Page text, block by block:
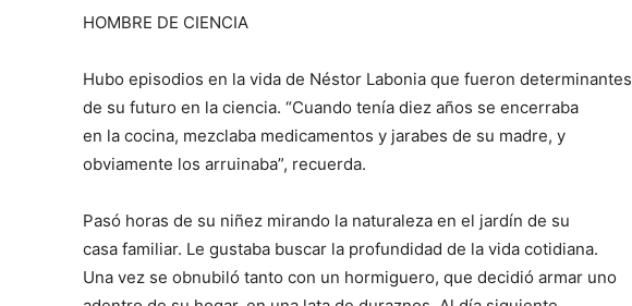
HOMBRE DE CIENCIA
Hubo episodios en la vida de Néstor Labonia que fueron determinantes
de su futuro en la ciencia. “Cuando tenía diez años se encerraba
en la cocina, mezclaba medicamentos y jarabes de su madre, y
obviamente los arruinaba”, recuerda.
Pasó horas de su niñez mirando la naturaleza en el jardín de su
casa familiar. Le gustaba buscar la profundidad de la vida cotidiana.
Una vez se obnubiló tanto con un hormiguero, que decidió armar uno